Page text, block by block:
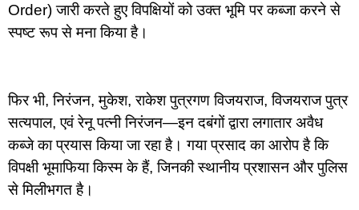
Order) जारी करते हुए विपक्षियों को उक्त भूमि पर कब्जा करने से
स्पष्ट रूप से मना किया है।
फिर भी, निरंजन, मुकेश, राकेश पुत्रगण विजयराज, विजयराज पुत्र
सत्यपाल, एवं रेनू पत्नी निरंजन—इन दबंगों द्वारा लगातार अवैध
कब्जे का प्रयास किया जा रहा है। गया प्रसाद का आरोप है कि
विपक्षी भूमाफिया किस्म के हैं, जिनकी स्थानीय प्रशासन और पुलिस
से मिलीभगत है।